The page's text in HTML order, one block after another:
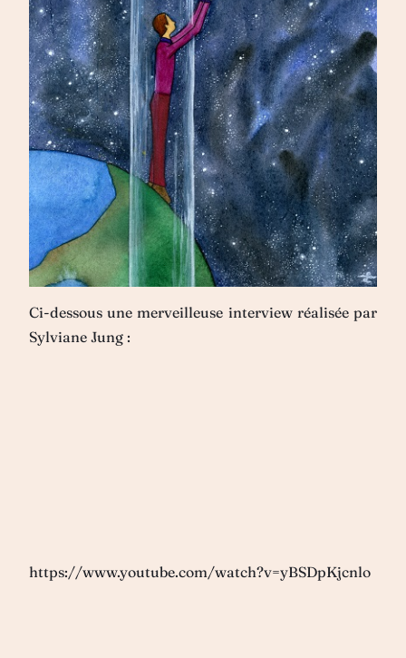
Ci-dessous une merveilleuse interview réalisée par
Sylviane Jung :
https://www.youtube.com/watch?v=yBSDpKjcnlo